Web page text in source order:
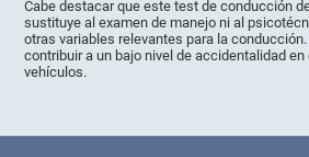
Cabe destacar que este test de conducción
sustituye al examen de manejo ni al
otras variables relevantes para la
contribuir a un bajo nivel de accidentalidad
vehículos.